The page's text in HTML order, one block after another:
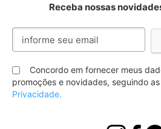
Receba nossas
Inscreva-
nossa
Newsletter:
Concordo em fornecer meus
promoções e novidades, seguindo as
Privacidade.